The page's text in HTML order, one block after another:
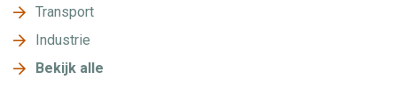
Transport
Industrie
Bekijk alle